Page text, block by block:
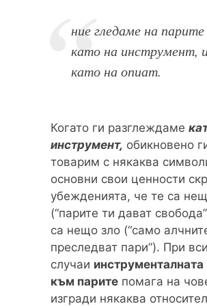
ние гледаме на
като на инструмент,
като на опиат.
Когато ги разглеждаме
инструмент, обикновено
товарим с някаква
основни свои ценности
убежденията, че те са
(“парите ти дават
са нещо зло (“само
преследват пари”). При
случаи инструменталната
към парите помага на
изгради някаква